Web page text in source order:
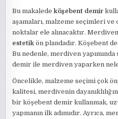
Bu makaledeköşebent demir
aşamaları, malzeme seçimleri
noktalar ele alınacaktır. Merdiven
estetik ön plandadır. Köşebent
Bu nedenle, merdiven
demir ile merdiven yaparken
Öncelikle, malzeme seçimi çok
kalitesi, merdivenin
bir köşebent demir kullanmak,
yapmanın ilk adımıdır. Ayrıca,